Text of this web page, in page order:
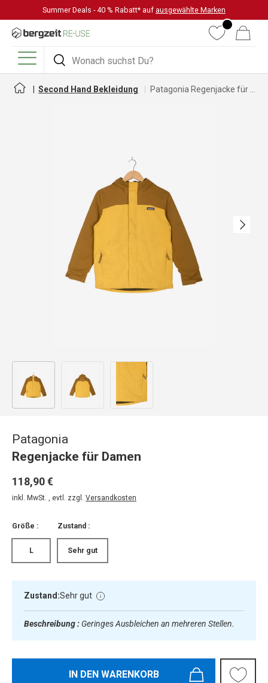
DIREKT ZUM INHALT
Summer Deals - 40 % Rabatt* auf ausgewählte Marken
Suchen
Suchen
WunschlisteWarenkorb
Menü
Second Hand Bekleidung
Nächste
Bild 1 in Galerieansicht ladenBild 2 in Galerieansicht laden
Patagonia
Regenjacke für Damen
118,90 €
inkl. MwSt. , evtl. zzgl. Versandkosten
Größe :
L
Zustand :
Sehr gut
Zustand:Sehr gut
Beschreibung : Geringes Ausbleichen an mehreren Stellen.
IN DEN WARENKORB